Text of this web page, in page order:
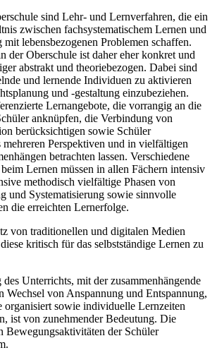
sind Lehr- und Lernverfahren, die ein
zwischen fachsystematischem Lernen und
lebensbezogenen Problemen schaffen.
der Oberschule ist daher eher konkret und
abstrakt und theoriebezogen. Dabei sind
und lernende Individuen zu aktivieren
und -gestaltung einzubeziehen.
Lernangebote, die vorrangig an die
anknüpfen, die Verbindung von
berücksichtigen sowie Schüler
mehreren Perspektiven und in vielfältigen
betrachten lassen. Verschiedene
Lernen müssen in allen Fächern intensiv
methodisch vielfältige Phasen von
und Systematisierung sowie sinnvolle
die erreichten Lernerfolge.
von traditionellen und digitalen Medien
kritisch für das selbstständige Lernen zu
Unterrichts, mit der zusammenhängende
Wechsel von Anspannung und Entspannung,
organisiert sowie individuelle Lernzeiten
ist von zunehmender Bedeutung. Die
Bewegungsaktivitäten der Schüler